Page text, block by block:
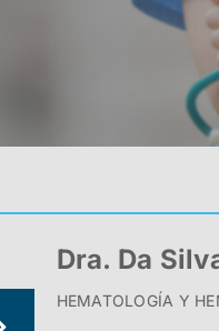
Dra. Da
HEMATOLOGÍA Y